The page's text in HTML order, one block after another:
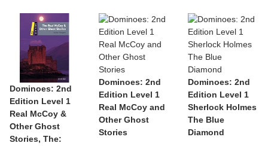
Dominoes: 2nd
Edition Level 1
Real McCoy &
Other Ghost
Stories, The:
Dominoes: 2nd
Edition Level 1
Real McCoy and
Other Ghost
Stories
Dominoes: 2nd
Edition Level 1
Sherlock Holmes
The Blue
Diamond